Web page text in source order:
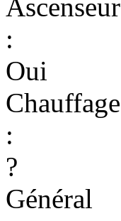
Ascenseur
:
Oui
Chauffage
:
?
Général